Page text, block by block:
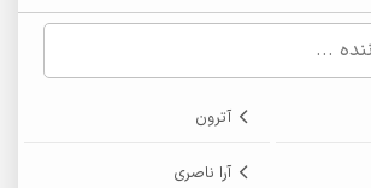
آترون
آرا ناصری